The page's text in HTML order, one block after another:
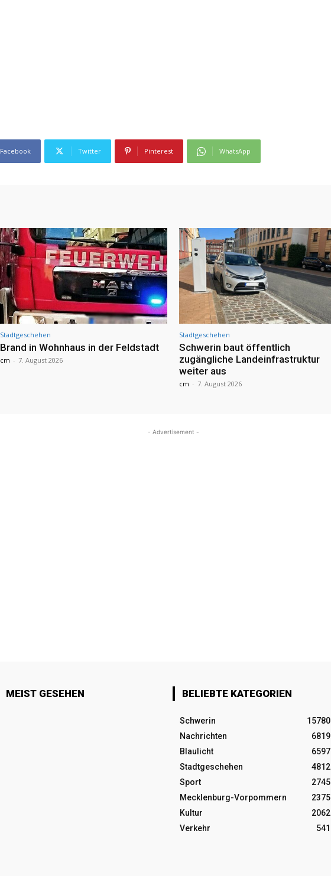
Facebook Twitter Pinterest WhatsApp
Stadtgeschehen
Brand in Wohnhaus in der Feldstadt
cm - 7. August 2026
Stadtgeschehen
Schwerin baut öffentlich
zugängliche Landeinfrastruktur
weiter aus
cm - 7. August 2026
- Advertisement -
MEIST GESEHEN BELIEBTE KATEGORIEN
Schwerin
15780
Nachrichten
6819
Blaulicht
6597
Stadtgeschehen
4812
Sport
2745
Mecklenburg-Vorpommern
2375
Kultur
2062
Verkehr
541